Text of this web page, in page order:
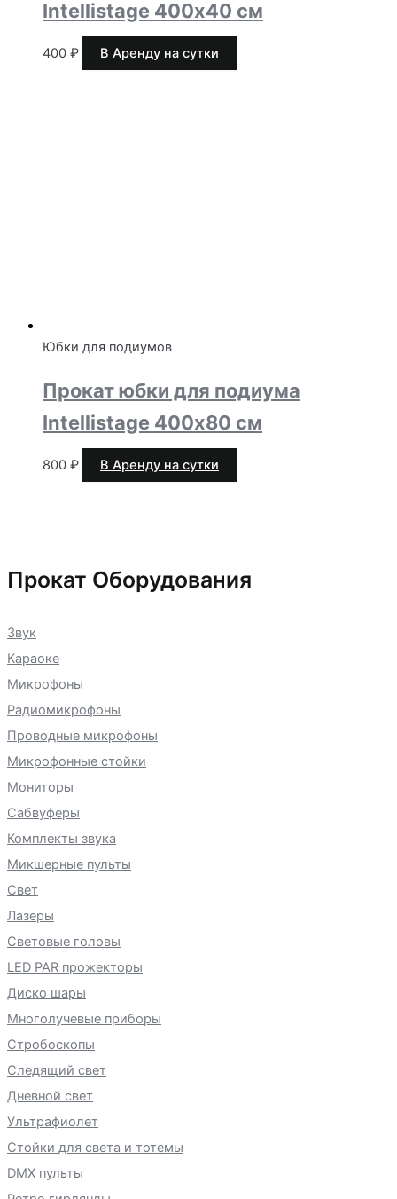
Прокат Оборудования
Звук
Караоке
Микрофоны
Радиомикрофоны
Проводные микрофоны
Микрофонные стойки
Мониторы
Сабвуферы
Комплекты звука
Микшерные пульты
Свет
Лазеры
Световые головы
LED PAR прожекторы
Диско шары
Многолучевые приборы
Стробоскопы
Следящий свет
Дневной свет
Ультрафиолет
Стойки для света и тотемы
DMX пульты
Intellistage 400х40 см
400 ₽ В Аренду на сутки
Юбки для подиумов
Прокат юбки для подиума
Intellistage 400х80 см
800 ₽ В Аренду на сутки